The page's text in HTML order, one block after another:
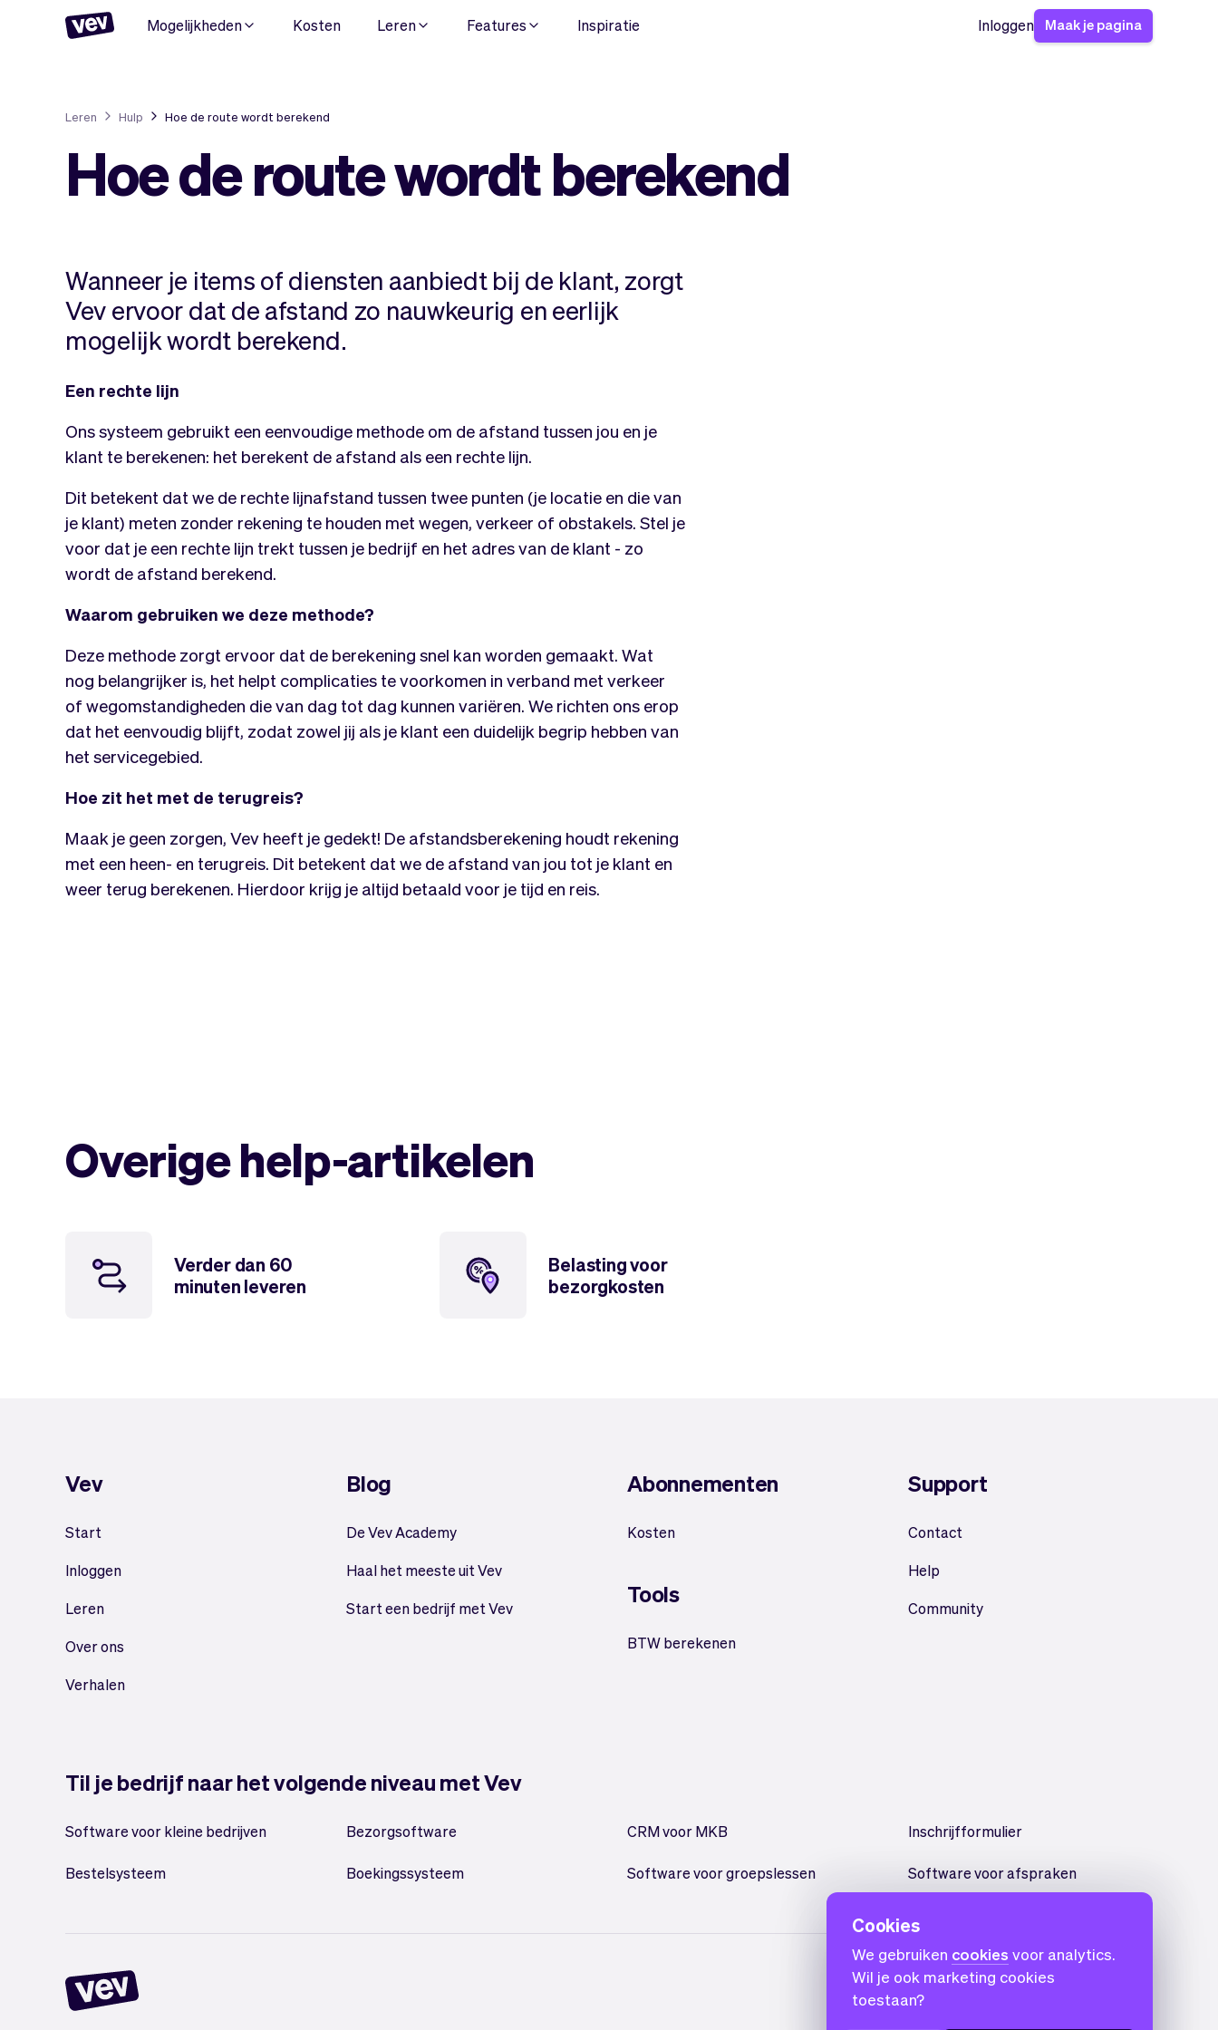
Mogelijkheden Kosten Leren Features Inspiratie Inloggen Maak je pagina
Leren Hulp Hoe de route wordt berekend
Hoe de route wordt berekend
Wanneer je items of diensten aanbiedt bij de klant, zorgt
Vev ervoor dat de afstand zo nauwkeurig en eerlijk
mogelijk wordt berekend.
Een rechte lijn
Ons systeem gebruikt een eenvoudige methode om de afstand tussen jou en je
klant te berekenen: het berekent de afstand als een rechte lijn.
Dit betekent dat we de rechte lijnafstand tussen twee punten (je locatie en die van
je klant) meten zonder rekening te houden met wegen, verkeer of obstakels. Stel je
voor dat je een rechte lijn trekt tussen je bedrijf en het adres van de klant - zo
wordt de afstand berekend.
Waarom gebruiken we deze methode?
Deze methode zorgt ervoor dat de berekening snel kan worden gemaakt. Wat
nog belangrijker is, het helpt complicaties te voorkomen in verband met verkeer
of wegomstandigheden die van dag tot dag kunnen variëren. We richten ons erop
dat het eenvoudig blijft, zodat zowel jij als je klant een duidelijk begrip hebben van
het servicegebied.
Hoe zit het met de terugreis?
Maak je geen zorgen, Vev heeft je gedekt! De afstandsberekening houdt rekening
met een heen- en terugreis. Dit betekent dat we de afstand van jou tot je klant en
weer terug berekenen. Hierdoor krijg je altijd betaald voor je tijd en reis.
Overige help-artikelen
Verder dan 60
minuten leveren
Belasting voor
bezorgkosten
Vev
Start
Inloggen
Leren
Over ons
Verhalen
Blog
De Vev Academy
Haal het meeste uit Vev
Start een bedrijf met Vev
Abonnementen
Kosten
Tools
BTW berekenen
Support
Contact
Help
Community
Til je bedrijf naar het volgende niveau met Vev
Software voor kleine bedrijven Bezorgsoftware CRM voor MKB Inschrijfformulier
Bestelsysteem Boekingssysteem Software voor groepslessen Software voor afspraken
Cookies
We gebruiken cookies voor analytics.
Wil je ook marketing cookies
toestaan?